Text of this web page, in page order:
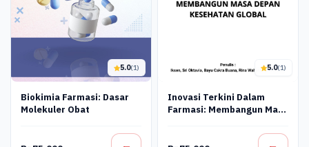
5.0(1)
Biokimia Farmasi: Dasar
Molekuler Obat
5.0(1)
Inovasi Terkini Dalam
Farmasi: Membangun Masa